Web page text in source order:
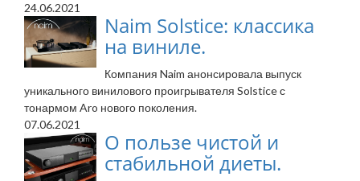
24.06.2021
Naim Solstice: классика
на виниле.
Компания Naim анонсировала выпуск
уникального винилового проигрывателя Solstice с
тонармом Aro нового поколения.
07.06.2021
О пользе чистой и
стабильной диеты.